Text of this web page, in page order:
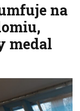
na
medal